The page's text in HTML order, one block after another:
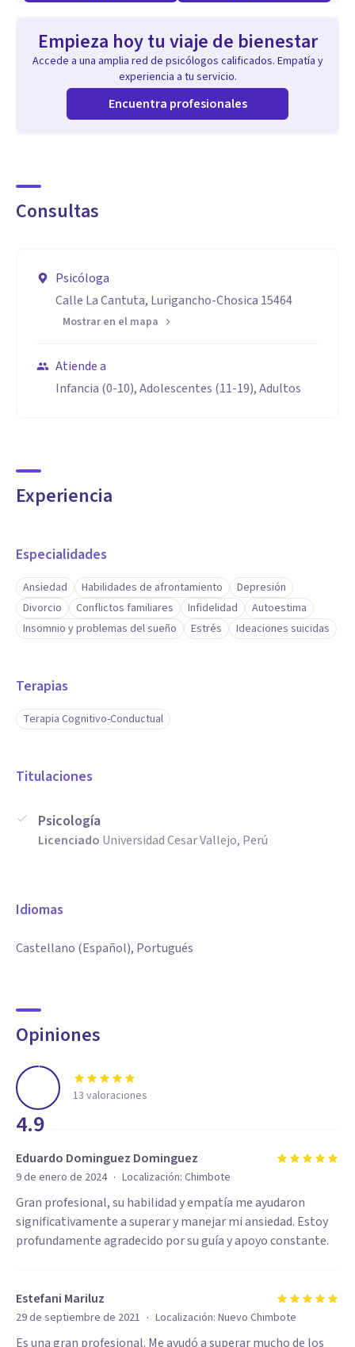
Empieza hoy tu viaje de bienestar
Accede a una amplia red de psicólogos calificados. Empatía y
experiencia a tu servicio.
Encuentra profesionales
Consultas
Psicóloga
Calle La Cantuta, Lurigancho-Chosica 15464
Mostrar en el mapa
Atiende a
Infancia (0-10), Adolescentes (11-19), Adultos
Experiencia
Especialidades
Ansiedad Habilidades de afrontamiento
Depresión
Divorcio
Conflictos familiares Infidelidad
Autoestima
Insomnio y problemas del sueño
Estrés Ideaciones suicidas
Terapias
Terapia Cognitivo-Conductual
Titulaciones
Psicología
Licenciado Universidad Cesar Vallejo, Perú
Idiomas
Castellano (Español), Portugués
Opiniones
4.9
13 valoraciones
Eduardo Dominguez Dominguez
9 de enero de 2024 · Localización: Chimbote
Gran profesional, su habilidad y empatía me ayudaron
significativamente a superar y manejar mi ansiedad. Estoy
profundamente agradecido por su guía y apoyo constante.
Estefani Mariluz
29 de septiembre de 2021 · Localización: Nuevo Chimbote
Es una gran profesional. Me ayudó a superar mucho de los